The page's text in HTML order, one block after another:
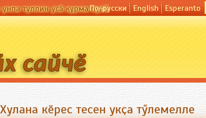
унпа туллин усӑ курма пулӗПо-русски English Esperanto
кӗрес тесен укҫа тӳлемелле